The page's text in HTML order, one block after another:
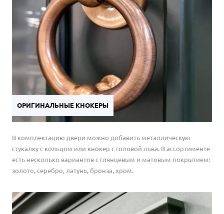
ОРИГИНАЛЬНЫЕ КНОКЕРЫ
В комплектацию двери можно добавить металлическую
стукалку с кольцом или кнокер с головой льва. В ассортименте
есть несколько вариантов с глянцевым и матовым покрытием:
золото, серебро, латунь, бронза, хром.